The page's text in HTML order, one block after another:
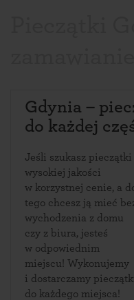
Gdynia –
do każdej
Jeśli szukasz pieczątki
wysokiej jakości
w korzystnej cenie, a
tego chcesz ją mieć
wychodzenia z domu
czy z biura, jesteś
w odpowiednim
miejscu! Wykonujemy
i dostarczamy
do każdego miejsca!